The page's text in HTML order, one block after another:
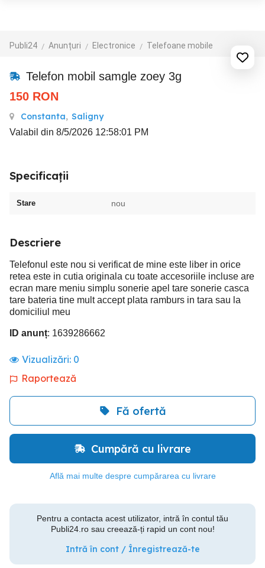
Publi24 Anunțuri Electronice Telefoane mobile
Telefon mobil samgle zoey 3g
150 RON
Constanta, Saligny
Valabil din 8/5/2026 12:58:01 PM
Specificații
Stare nou
Descriere
Telefonul este nou si verificat de mine este liber in orice
retea este in cutia originala cu toate accesoriile incluse are
ecran mare meniu simplu sonerie apel tare sonerie casca
tare bateria tine mult accept plata ramburs in tara sau la
domiciliul meu
ID anunț: 1639286662
Vizualizări: 0
Raportează
Fă ofertă
Cumpără cu livrare
Află mai multe despre cumpărarea cu livrare
Pentru a contacta acest utilizator, intră în contul tău
Publi24.ro sau creează-ți rapid un cont nou!
Intră în cont / Înregistrează-te